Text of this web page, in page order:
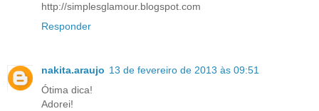
http://simplesglamour.blogspot.com
Responder
nakita.araujo 13 de fevereiro de 2013 às 09:51
Ótima dica!
Adorei!